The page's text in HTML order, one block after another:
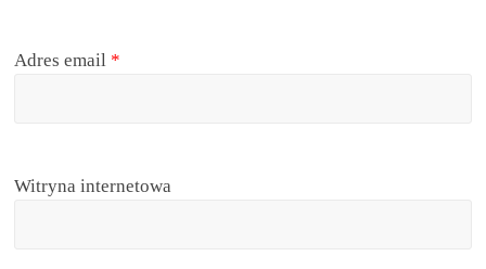
Adres email *
Witryna internetowa